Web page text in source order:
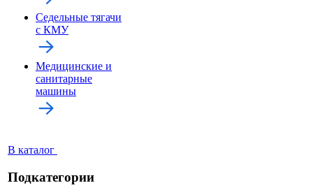
Седельные тягачи
с КМУ
Медицинские и
санитарные
машины
В каталог
Подкатегории